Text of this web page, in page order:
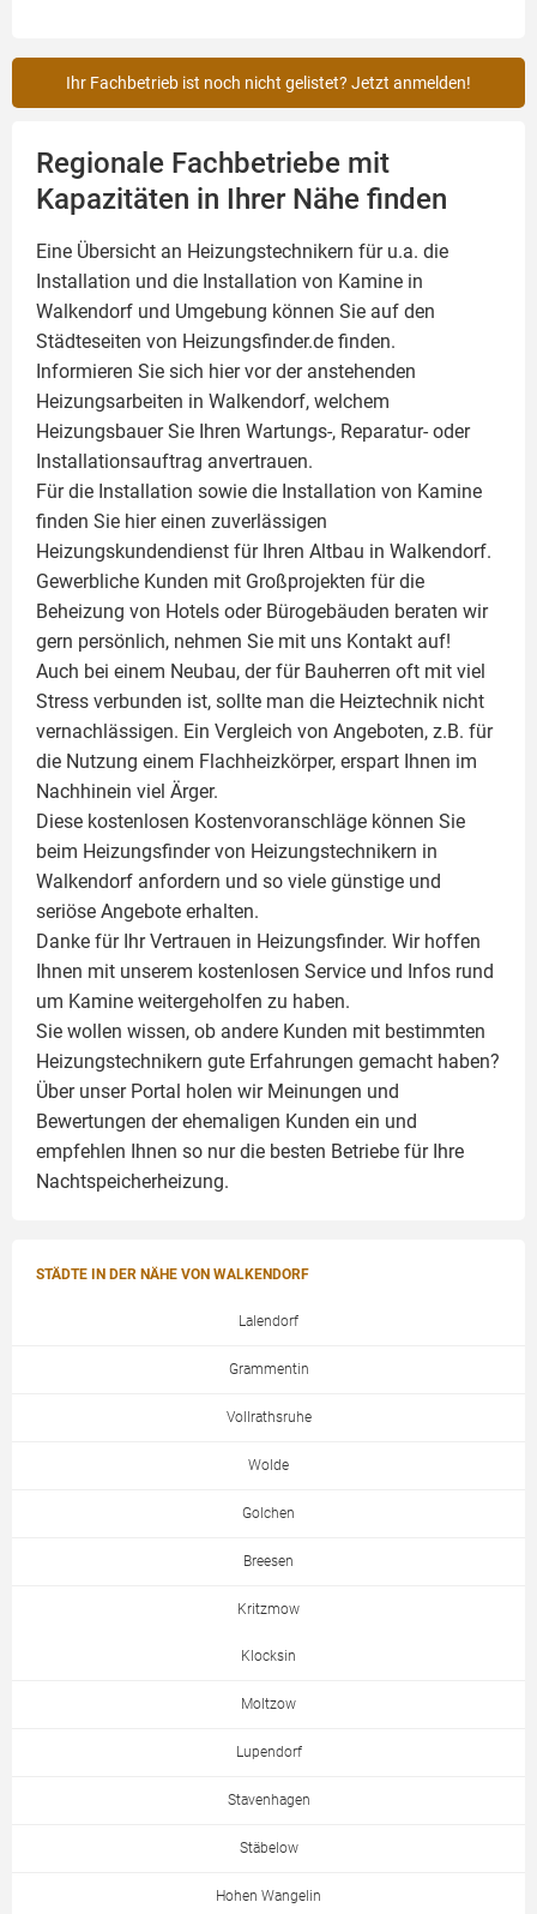
Ihr Fachbetrieb ist noch nicht gelistet? Jetzt anmelden!
Regionale Fachbetriebe mit
Kapazitäten in Ihrer Nähe finden
Eine Übersicht an Heizungstechnikern für u.a. die
Installation und die Installation von Kamine in
Walkendorf und Umgebung können Sie auf den
Städteseiten von Heizungsfinder.de finden.
Informieren Sie sich hier vor der anstehenden
Heizungsarbeiten in Walkendorf, welchem
Heizungsbauer Sie Ihren Wartungs-, Reparatur- oder
Installationsauftrag anvertrauen.
Für die Installation sowie die Installation von Kamine
finden Sie hier einen zuverlässigen
Heizungskundendienst für Ihren Altbau in Walkendorf.
Gewerbliche Kunden mit Großprojekten für die
Beheizung von Hotels oder Bürogebäuden beraten wir
gern persönlich, nehmen Sie mit uns Kontakt auf!
Auch bei einem Neubau, der für Bauherren oft mit viel
Stress verbunden ist, sollte man die Heiztechnik nicht
vernachlässigen. Ein Vergleich von Angeboten, z.B. für
die Nutzung einem Flachheizkörper, erspart Ihnen im
Nachhinein viel Ärger.
Diese kostenlosen Kostenvoranschläge können Sie
beim Heizungsfinder von Heizungstechnikern in
Walkendorf anfordern und so viele günstige und
seriöse Angebote erhalten.
Danke für Ihr Vertrauen in Heizungsfinder. Wir hoffen
Ihnen mit unserem kostenlosen Service und Infos rund
um Kamine weitergeholfen zu haben.
Sie wollen wissen, ob andere Kunden mit bestimmten
Heizungstechnikern gute Erfahrungen gemacht haben?
Über unser Portal holen wir Meinungen und
Bewertungen der ehemaligen Kunden ein und
empfehlen Ihnen so nur die besten Betriebe für Ihre
Nachtspeicherheizung.
STÄDTE IN DER NÄHE VON WALKENDORF
Lalendorf
Grammentin
Vollrathsruhe
Wolde
Golchen
Breesen
Kritzmow
Klocksin
Moltzow
Lupendorf
Stavenhagen
Stäbelow
Hohen Wangelin